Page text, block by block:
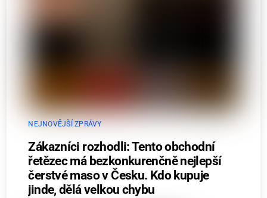
NEJNOVĚJŠÍ ZPRÁVY
Zákazníci rozhodli: Tento obchodní
řetězec má bezkonkurenčně nejlepší
čerstvé maso v Česku. Kdo kupuje
jinde, dělá velkou chybu